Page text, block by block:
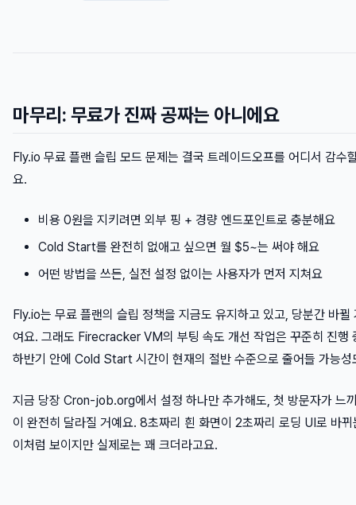
마무리: 무료가 진짜 공짜는 아니에요
Fly.io 무료 플랜 슬립 모드 문제는 결국 트레이드오프를 어디서 감수
요.
비용 0원을 지키려면 외부 핑 + 경량 엔드포인트로 충분해요
Cold Start를 완전히 없애고 싶으면 월 $5~는 써야 해요
어떤 방법을 쓰든, 실전 설정 없이는 사용자가 먼저 지쳐요
Fly.io는 무료 플랜의 슬립 정책을 지금도 유지하고 있고, 당분간 바뀔
여요. 그래도 Firecracker VM의 부팅 속도 개선 작업은 꾸준히 진행
하반기 안에 Cold Start 시간이 현재의 절반 수준으로 줄어들 가능성
지금 당장 Cron-job.org에서 설정 하나만 추가해도, 첫 방문자가 느
이 완전히 달라질 거예요. 8초짜리 흰 화면이 2초짜리 로딩 UI로 바
이처럼 보이지만 실제로는 꽤 크더라고요.